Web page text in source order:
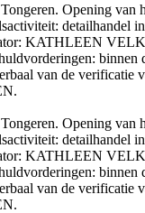
Opening
detailhandel in
KATHLEEN
van de
Opening
detailhandel in
KATHLEEN
van de